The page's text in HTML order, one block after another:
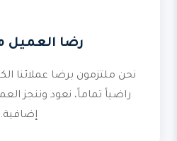
رضا
نحن ملتزمون برضا عملائنا
راضياً تماماً، نعود وننجز
إضافية.